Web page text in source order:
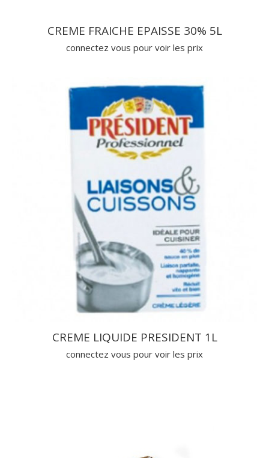
CREME FRAICHE EPAISSE 30% 5L
connectez vous pour voir les prix
CREME LIQUIDE PRESIDENT 1L
connectez vous pour voir les prix